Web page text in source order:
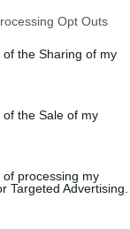
app uses one
or usage behaviour.
to Google and its
specified purposes
Opt Outs
the Sharing of my
the Sale of my
processing my
Targeted Advertising.
ronda
supera los 5
el primer